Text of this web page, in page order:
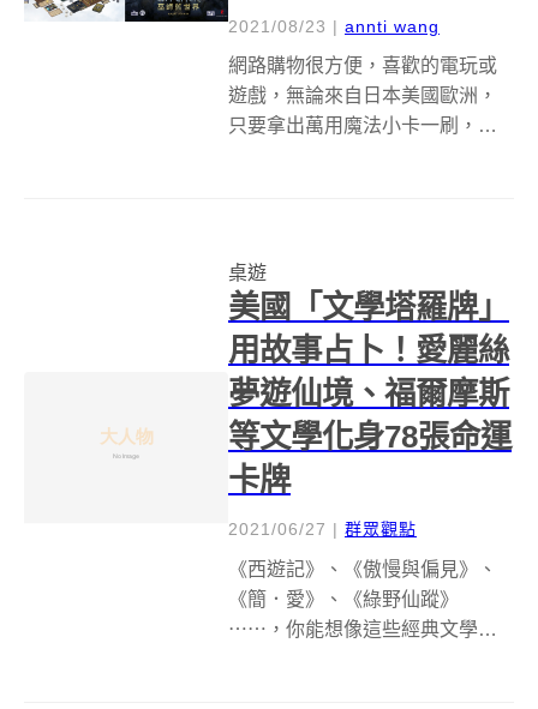
2021/08/23 | annti wang
網路購物很方便，喜歡的電玩或
遊戲，無論來自日本美國歐洲，
只要拿出萬用魔法小卡一刷，統
波蘭桌遊出版商Go on Board 和...
桌遊
美國「文學塔羅牌」
用故事占卜！愛麗絲
夢遊仙境、福爾摩斯
等文學化身78張命運
卡牌
2021/06/27 | 群眾觀點
《西遊記》、《傲慢與偏見》、
《簡．愛》、《綠野仙蹤》
⋯⋯，你能想像這些經典文學故